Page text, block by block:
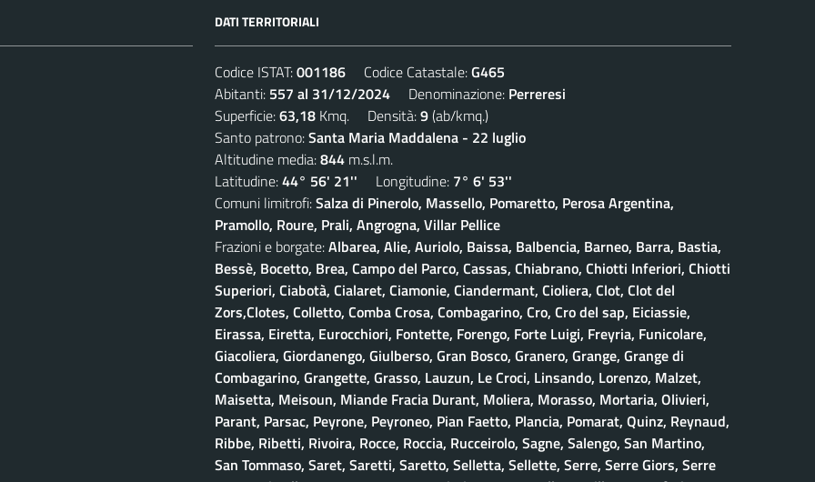
DATI TERRITORIALI
Codice ISTAT:001186 Codice Catastale:G465
Abitanti: 557 al 31/12/2024 Denominazione: Perreresi
Superficie:63,18 Kmq. Densità:9(ab/kmq.)
Santo patrono:Santa Maria Maddalena - 22 luglio
Altitudine media:844 m.s.l.m.
Latitudine:44° 56' 21'' Longitudine: 7° 6' 53''
Comuni limitrofi:Salza di Pinerolo, Massello, Pomaretto, Perosa Argentina,
Pramollo, Roure, Prali, Angrogna, Villar Pellice
Frazioni e borgate:Albarea, Alie, Auriolo, Baissa, Balbencia, Barneo, Barra, Bastia,
Bessè, Bocetto, Brea, Campo del Parco, Cassas, Chiabrano, Chiotti Inferiori, Chiotti
Superiori, Ciabotà, Cialaret, Ciamonie, Ciandermant, Cioliera, Clot, Clot del
Zors,Clotes, Colletto, Comba Crosa, Combagarino, Cro, Cro del sap, Eiciassie,
Eirassa, Eiretta, Eurocchiori, Fontette, Forengo, Forte Luigi, Freyria, Funicolare,
Giacoliera, Giordanengo, Giulberso, Gran Bosco, Granero, Grange, Grange di
Combagarino, Grangette, Grasso, Lauzun, Le Croci, Linsando, Lorenzo, Malzet,
Maisetta, Meisoun, Miande Fracia Durant, Moliera, Morasso, Mortaria, Olivieri,
Parant, Parsac, Peyrone, Peyroneo, Pian Faetto, Plancia, Pomarat, Quinz, Reynaud,
Ribbe, Ribetti, Rivoira, Rocce, Roccia, Rucceirolo, Sagne, Salengo, San Martino,
San Tommaso, Saret, Saretti, Saretto, Selletta, Sellette, Serre, Serre Giors, Serre